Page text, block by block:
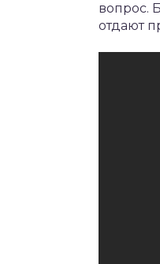
вопрос.
отдают